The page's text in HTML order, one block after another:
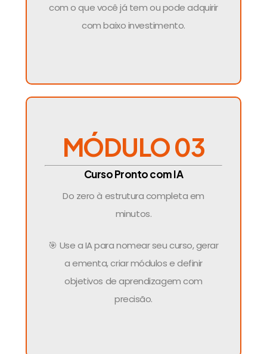
com o que você já tem ou pode adquirir
com baixo investimento.
MÓDULO 03
Curso Pronto com IA
Do zero à estrutura completa em
minutos.
🎯 Use a IA para nomear seu curso, gerar
a ementa, criar módulos e definir
objetivos de aprendizagem com
precisão.